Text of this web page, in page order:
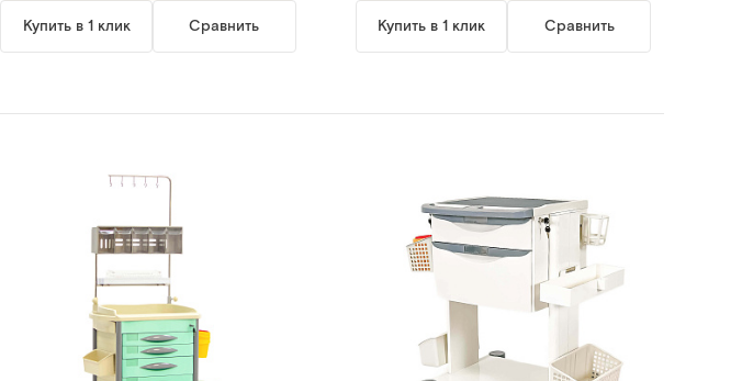
Купить в 1 клик Сравнить Купить в 1 клик Сравнить